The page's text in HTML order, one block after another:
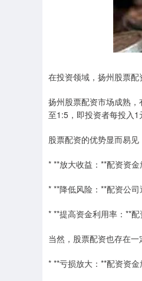
在投资领域，扬州股票配
扬州股票配资市场成熟
至1:5，即投资者每投入1
股票配资的优势显而易见
* **放大收益：**配资资
* **降低风险：**配资公
* **提高资金利用率：**
当然，股票配资也存在一
* **亏损放大：**配资资金